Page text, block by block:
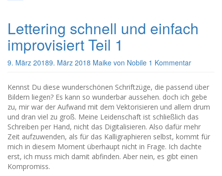
Lettering schnell und einfach
improvisiert Teil 1
9. März 20189. März 2018 Maike von Nobile 1 Kommentar
Kennst Du diese wunderschönen Schriftzüge, die passend über
Bildern liegen? Es kann so wunderbar aussehen. doch ich gebe
zu, mir war der Aufwand mit dem Vektorisieren und allem drum
und dran viel zu groß. Meine Leidenschaft ist schließlich das
Schreiben per Hand, nicht das Digitalisieren. Also dafür mehr
Zeit aufzuwenden, als für das Kalligraphieren selbst, kommt für
mich in diesem Moment überhaupt nicht in Frage. Ich dachte
erst, ich muss mich damit abfinden. Aber nein, es gibt einen
Kompromiss.